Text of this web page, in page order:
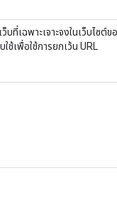
บที่เฉพาะเจาะจงในเว็บไซต์
ใช้เพื่อใช้การยกเว้น URL